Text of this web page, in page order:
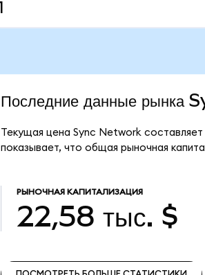
Последние данные
Текущая цена Sync Network
показывает, что общая рыночная
РЫНОЧНАЯ КАПИТАЛИЗАЦИЯ
22,58 тыс. $